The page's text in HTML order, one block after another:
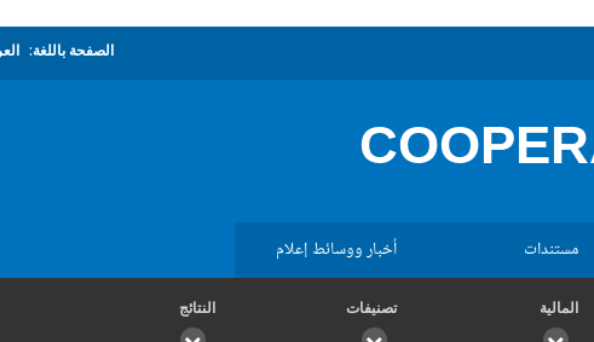
الصفحة باللغة:
مستندات أخبار ووسائط إعلام
المالية تصنيفات النتائج